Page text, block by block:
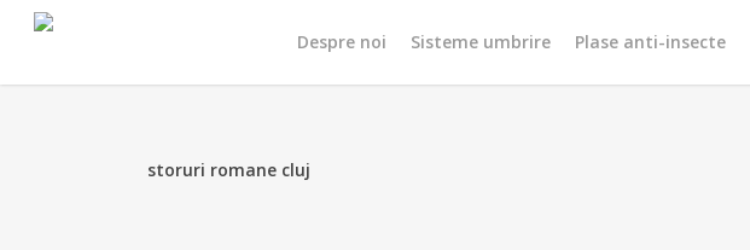
Despre noi Sisteme umbrire Plase anti-insecte
storuri romane cluj